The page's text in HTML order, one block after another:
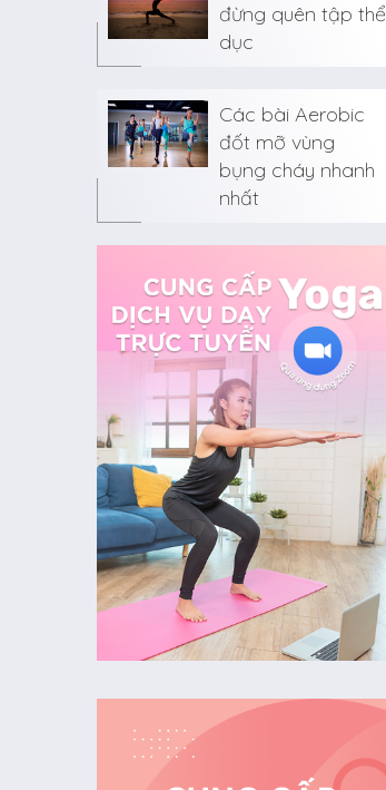
đừng quên tập thể
dục
Các bài Aerobic
đốt mỡ vùng
bụng cháy nhanh
nhất